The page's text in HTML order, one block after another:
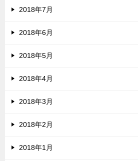
2018年7月
2018年6月
2018年5月
2018年4月
2018年3月
2018年2月
2018年1月